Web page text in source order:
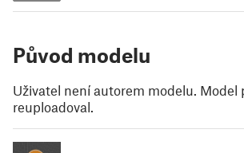
Původ modelu
Uživatel není autorem modelu. Model
reuploadoval.